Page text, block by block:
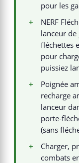
pour les
+
NERF
lanceur
fléchettes
pour
puissiez
+
Poignée
recharge
lanceur
porte-
(sans
+
Charger,
combats